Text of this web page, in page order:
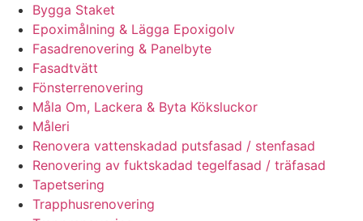
Bygga Staket
Epoximålning & Lägga Epoxigolv
Fasadrenovering & Panelbyte
Fasadtvätt
Fönsterrenovering
Måla Om, Lackera & Byta Köksluckor
Måleri
Renovera vattenskadad putsfasad / stenfasad
Renovering av fuktskadad tegelfasad / träfasad
Tapetsering
Trapphusrenovering